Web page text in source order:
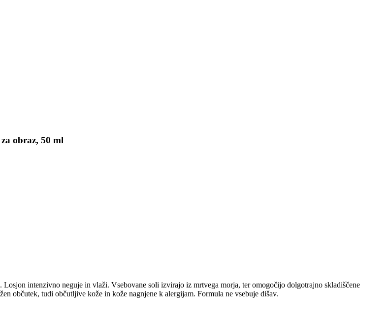
obraz, 50 ml
intenzivno neguje in vlaži. Vsebovane soli izvirajo iz mrtvega morja, ter omogočijo dolgotrajno skladiščene
občutek, tudi občutljive kože in kože nagnjene k alergijam. Formula ne vsebuje dišav.